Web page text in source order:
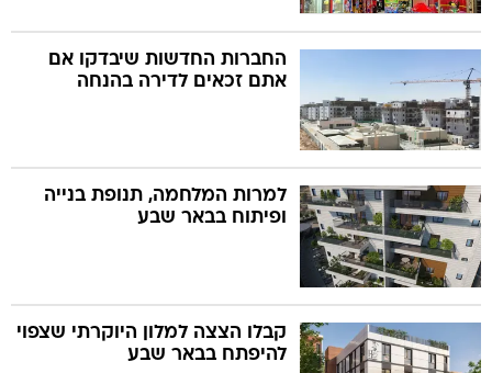
החברות החדשות שיבדקו אם
אתם זכאים לדירה בהנחה
למרות המלחמה, תנופת בנייה
ופיתוח בבאר שבע
קבלו הצצה למלון היוקרתי שצפוי
להיפתח בבאר שבע